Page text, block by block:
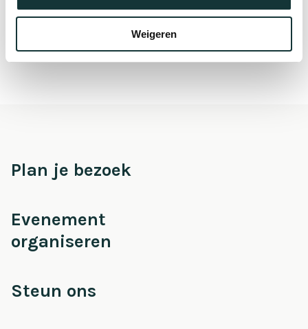
Weigeren
Bel voor de actuele openingstijden: 071-512 43 19.
Plan je bezoek
Evenement
organiseren
Steun ons